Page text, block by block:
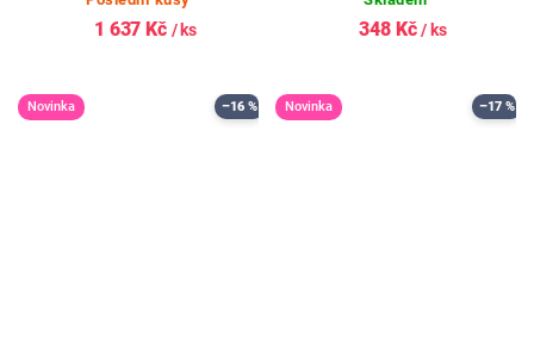
1 637 Kč / ks 348 Kč/ ks
Novinka –16 % Novinka –17 %